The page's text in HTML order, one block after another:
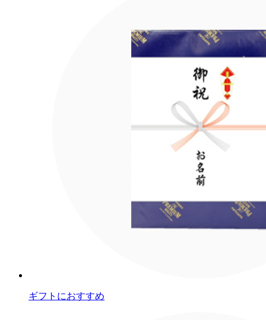
ギフトにおすすめ